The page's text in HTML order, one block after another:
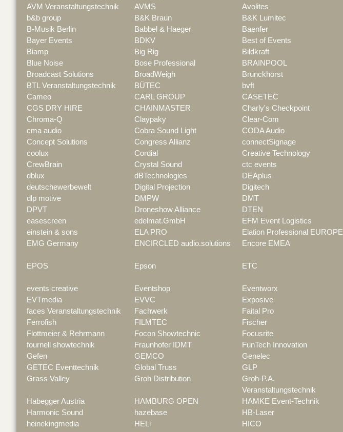
AVM Veranstaltungstechnik
AVMS Avolites
b&b group
B&K Braun B&K Lumitec
B-Musik Berlin
Babbel & Haeger Baenfer
Bayer Events
BDKV Best of Events
Biamp
Big Rig Bildkraft
Blue Noise
Bose Professional BRAINPOOL
Broadcast Solutions
BroadWeigh Brunckhorst
BTL Veranstaltungstechnik
BÜTEC bvft
Cameo
CARL GROUP CASETEC
CGS DRY HIRE
CHAINMASTER Charly's Checkpoint
Chroma-Q
Claypaky Clear-Com
cma audio
Cobra Sound Light CODA Audio
Concept Solutions
Congress Allianz connectSignage
coolux
Cordial Creative Technology
CrewBrain
Crystal Sound ctc events
dblux
dBTechnologies DEAplus
deutschewerbewelt
Digital Projection Digitech
dlp motive
DMPW DMT
DPVT
Droneshow Alliance DTEN
easescreen
edelmat.GmbH EFM Event Logistics
einstein & sons
ELA PRO Elation Professional EUROPE
EMG Germany
ENCIRCLED audio.solutions Encore EMEA
EPOS
Epson ETC
events creative
Eventshop Eventworx
EVTmedia
EVVC Exposive
faces Veranstaltungstechnik
Fachwerk Faital Pro
Ferrofish
FILMTEC Fischer
Flottmeier & Rehrmann
Focon Showtechnic Focusrite
fournell showtechnik
Fraunhofer IDMT FunTech Innovation
Gefen
GEMCO Genelec
GETEC Eventtechnik
Global Truss GLP
Grass Valley
Groh Distribution
Groh-P.A.
Veranstaltungstechnik
Habegger Austria
HAMBURG OPEN HAMKE Event-Technik
Harmonic Sound
hazebase HB-Laser
heinekingmedia
HELi HICO